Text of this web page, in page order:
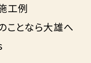
工例
ことなら大雄へ